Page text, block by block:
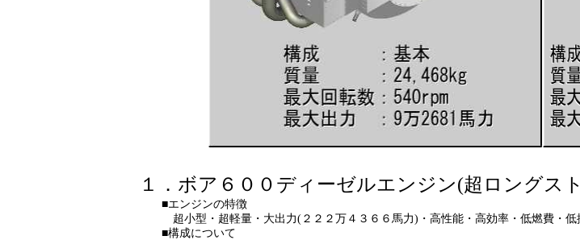
１．ボア６００ディーゼルエンジン(超ロングス
■エンジンの特徴
超小型・超軽量・大出力(２２２万４３６６馬力)・高性能・高効率・低燃費・低
■構成について